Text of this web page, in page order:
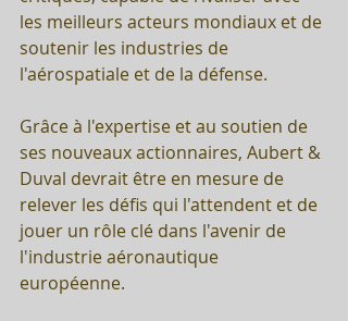
les meilleurs acteurs mondiaux et de
soutenir les industries de
l'aérospatiale et de la défense.
Grâce à l'expertise et au soutien de
ses nouveaux actionnaires, Aubert &
Duval devrait être en mesure de
relever les défis qui l'attendent et de
jouer un rôle clé dans l'avenir de
l'industrie aéronautique
européenne.